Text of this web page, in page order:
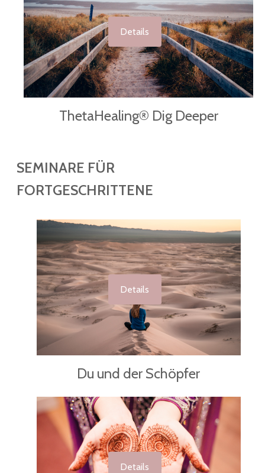
Details
ThetaHealing® Dig Deeper
SEMINARE FÜR
FORTGESCHRITTENE
Details
Du und der Schöpfer
Details